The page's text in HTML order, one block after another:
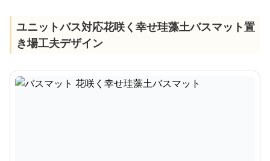
ユニットバス対応花咲く幸せ珪藻土バスマット置
き場工夫デザイン